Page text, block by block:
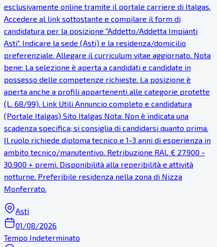
esclusivamente online tramite il portale carriere di Italgas.
Accedere al link sottostante e compilare il form di
candidatura per la posizione "Addetto/Addetta Impianti
Asti". Indicare la sede (Asti) e la residenza/domicilio
preferenziale. Allegare il curriculum vitae aggiornato. Nota
bene: La selezione è aperta a candidati e candidate in
possesso delle competenze richieste. La posizione è
aperta anche a profili appartenenti alle categorie protette
(L. 68/99). Link Utili Annuncio completo e candidatura
(Portale Italgas) Sito Italgas Nota: Non è indicata una
scadenza specifica; si consiglia di candidarsi quanto prima.
Il ruolo richiede diploma tecnico e 1-3 anni di esperienza in
ambito tecnico/manutentivo. Retribuzione RAL € 27.900 -
30.900 + premi. Disponibilità alla reperibilità e attività
notturne. Preferibile residenza nella zona di Nizza
Monferrato.
Asti
01/08/2026
Tempo Indeterminato